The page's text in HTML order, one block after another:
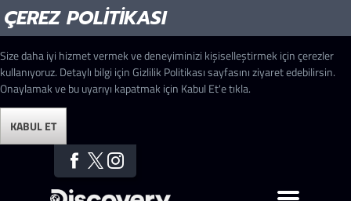
ÇEREZ POLITIKASI
Size daha iyi hizmet vermek ve deneyiminizi kişiselleştirmek için çerezler
kullanıyoruz. Detaylı bilgi için Gizlilik Politikası sayfasını ziyaret edebilirsin.
Onaylamak ve bu uyarıyı kapatmak için Kabul Et'e tıkla.
KABUL ET